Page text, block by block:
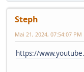
Steph
Mai 21, 2024, 07:54:07 PM
https://